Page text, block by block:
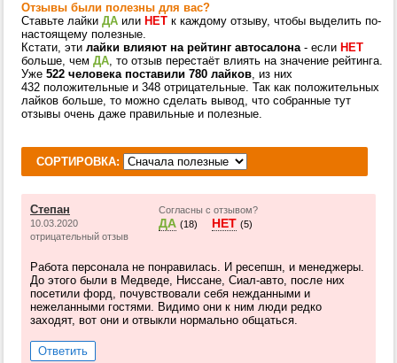
Отзывы были полезны для вас?
Ставьте лайки ДА или НЕТ к каждому отзыву, чтобы выделить по-
настоящему полезные.
Кстати, эти лайки влияют на рейтинг автосалона- если НЕТ
больше, чем ДА, то отзыв перестаёт влиять на значение рейтинга.
Уже 522 человека поставили 780 лайков, из них
432 положительные и 348 отрицательные. Так как положительных
лайков больше, то можно сделать вывод, что собранные тут
отзывы очень даже правильные и полезные.
СОРТИРОВКА:
Степан
10.03.2020
отрицательный отзыв
Согласны с отзывом?
ДА (18) НЕТ (5)
Работа персонала не понравилась. И ресепшн, и менеджеры.
До этого были в Медведе, Ниссане, Сиал-авто, после них
посетили форд, почувствовали себя нежданными и
нежеланными гостями. Видимо они к ним люди редко
заходят, вот они и отвыкли нормально общаться.
Ответить